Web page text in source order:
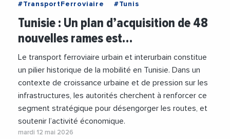
#TransportFerroviaire
#Tunis
Tunisie : Un plan d’acquisition de 48
nouvelles rames est…
Le transport ferroviaire urbain et interurbain constitue
un pilier historique de la mobilité en Tunisie. Dans un
contexte de croissance urbaine et de pression sur les
infrastructures, les autorités cherchent à renforcer ce
segment stratégique pour désengorger les routes, et
soutenir l’activité économique.
mardi 12 mai 2026